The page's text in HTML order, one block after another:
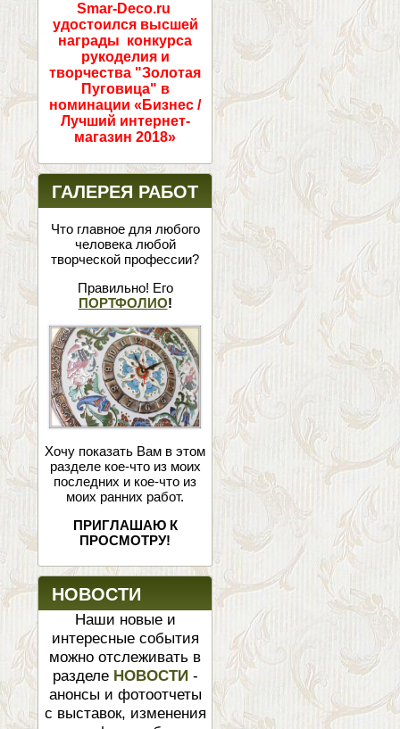
Smar-Deco.ru
удостоился высшей
награды конкурса
рукоделия и
творчества "Золотая
Пуговица" в
номинации «Бизнес /
Лучший интернет-
магазин 2018»
ГАЛЕРЕЯ РАБОТ
Что главное для любого
человека любой
творческой профессии?
Правильно! Его
ПОРТФОЛИО!
Хочу показать Вам в этом
разделе кое-что из моих
последних и кое-что из
моих ранних работ.
ПРИГЛАШАЮ К
ПРОСМОТРУ!
НОВОСТИ
Наши новые и
интересные события
можно отслеживать в
разделе НОВОСТИ -
анонсы и фотоотчеты
с выставок, изменения